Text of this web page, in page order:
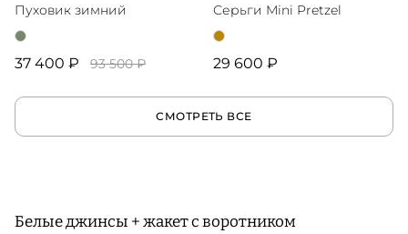
Пуховик зимний
37 400 ₽ 93 500 ₽
Серьги Mini Pretzel
29 600 ₽
СМОТРЕТЬ ВСЕ
Белые джинсы + жакет с воротником